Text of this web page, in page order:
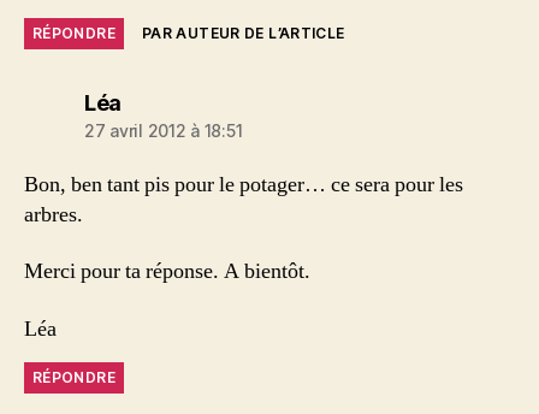
RÉPONDRE PAR AUTEUR DE L’ARTICLE
Léadit :
27 avril 2012 à 18:51
Bon, ben tant pis pour le potager… ce sera pour les
arbres.
Merci pour ta réponse. A bientôt.
Léa
RÉPONDRE